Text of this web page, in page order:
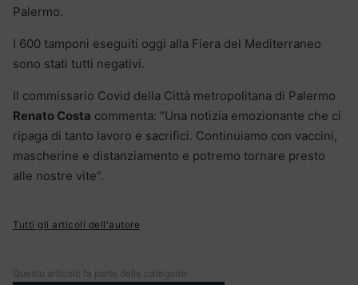
Palermo.
I 600 tamponi eseguiti oggi alla Fiera del Mediterraneo
sono stati tutti negativi.
Il commissario Covid della Città metropolitana di Palermo
Renato Costa commenta: “Una notizia emozionante che ci
ripaga di tanto lavoro e sacrifici. Continuiamo con vaccini,
mascherine e distanziamento e potremo tornare presto
alle nostre vite”.
Tutti gli articoli dell'autore
Questo articolo fa parte delle categorie: